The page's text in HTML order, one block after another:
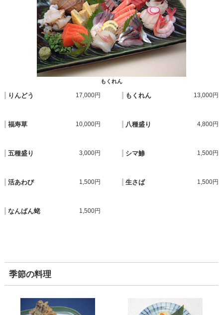
もくれん
りんどう 17,000円 もくれん 13,000円
福寿草 10,000円 八種盛り 4,800円
五種盛り 3,000円 シマ鯵 1,500円
活あわび 1,500円 生さば 1,500円
なんばん蛯 1,500円
季節の料理